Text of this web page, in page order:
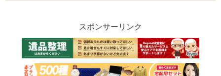
スポンサーリンク